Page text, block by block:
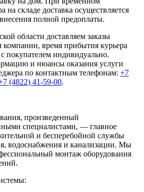
на складе доставка осуществляется
полной предоплаты.
области доставляем заказы
компании, время прибытия курьера
с покупателем индивидуально.
и нюансы оказания услуги
по контактным телефонам: +7
(4822) 41-59-00.
произведенный
специалистами, — главное
и бесперебойной службы
водоснабжения и канализации. Мы
монтаж оборудования